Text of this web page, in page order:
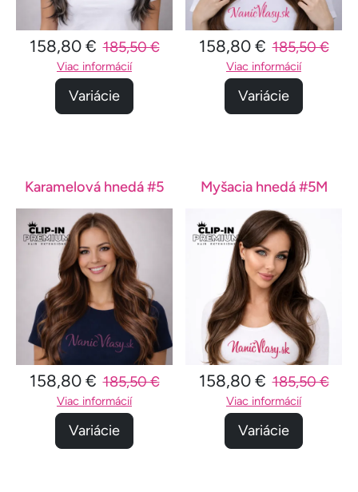
158,80 € 185,50 €
Viac informácií
Variácie
158,80 € 185,50 €
Viac informácií
Variácie
Karamelová hnedá #5
158,80 € 185,50 €
Viac informácií
Variácie
Myšacia hnedá #5M
158,80 € 185,50 €
Viac informácií
Variácie